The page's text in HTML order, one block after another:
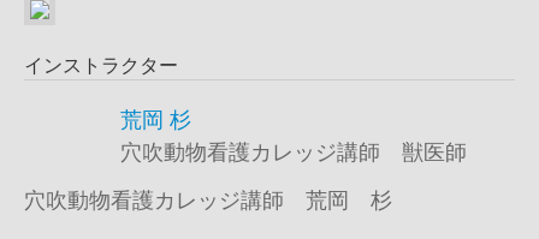
インストラクター
荒岡 杉
穴吹動物看護カレッジ講師 獣医師
穴吹動物看護カレッジ講師 荒岡 杉